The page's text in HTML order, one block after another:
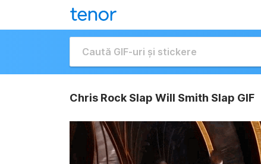
Chris Rock Slap Will Smith Slap GIF